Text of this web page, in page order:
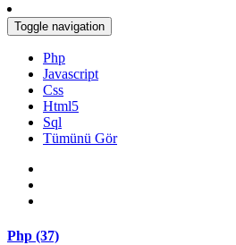
Toggle navigation
Php
Javascript
Css
Html5
Sql
Tümünü Gör
Php (37)